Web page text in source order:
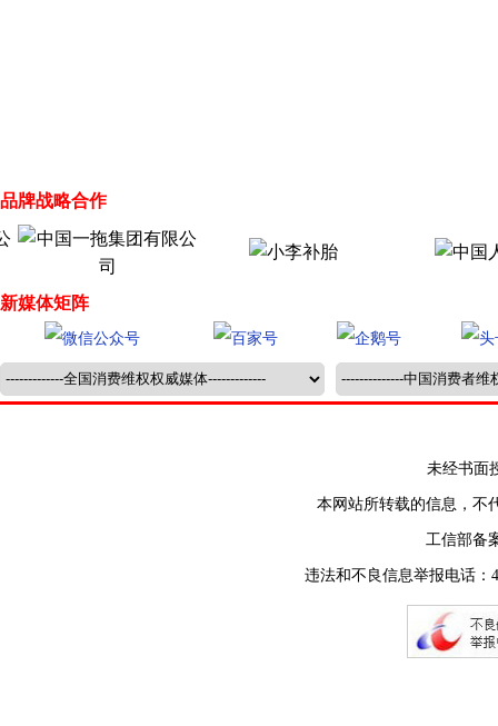
品牌战略合作
新媒体矩阵
未经书面
本网站所转载的信息，不
工信部备
违法和不良信息举报电话